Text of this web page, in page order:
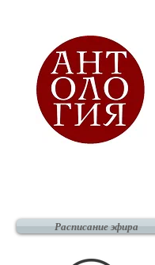
Расписание эфира